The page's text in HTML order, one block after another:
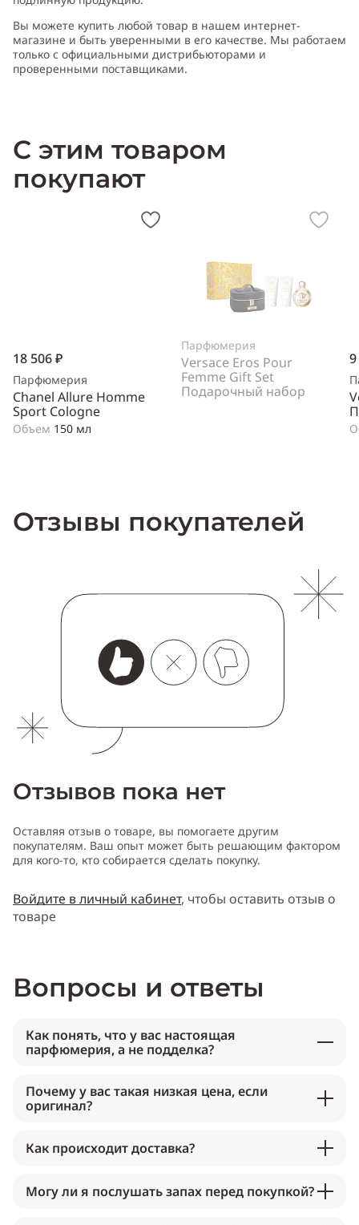
древесные ноты, жасмин, магнолия, пачули, роза, розовый
перец, сандаловое дерево, тангеринПроизводитель:
(France)
Вы можете купить любой товар в нашем интернет-
магазине и быть уверенными в его качестве. Мы работаем
только с официальными дистрибьюторами и
проверенными поставщиками.
С этим товаром
покупают
18 506 ₽
Парфюмерия
Chanel Allure Homme
Sport Cologne
Объем 150 мл
Парфюмерия
Versace Eros Pour
Femme Gift Set
Подарочный набор
Отзывы покупателей
Отзывов пока нет
Оставляя отзыв о товаре, вы помогаете другим
покупателям. Ваш опыт может быть решающим фактором
для кого-то, кто собирается сделать покупку.
Войдите в личный кабинет, чтобы оставить отзыв о
товаре
Вопросы и ответы
Как понять, что у вас настоящая
парфюмерия, а не подделка?
Почему у вас такая низкая цена, если
оригинал?
Как происходит доставка?
Могу ли я послушать запах перед покупкой?